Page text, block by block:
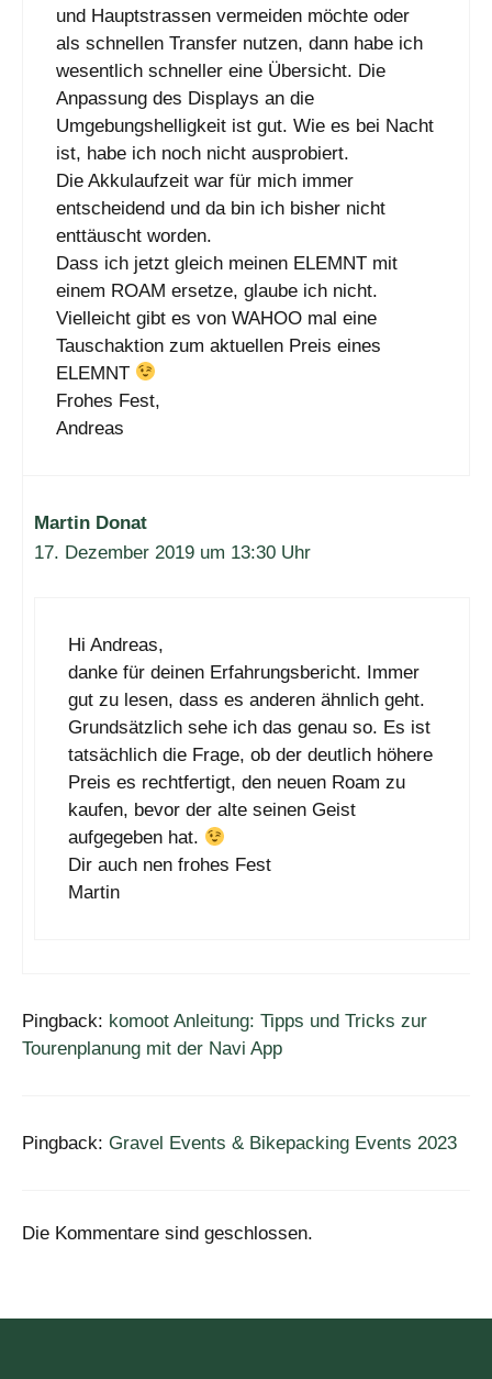
und Hauptstrassen vermeiden möchte oder
als schnellen Transfer nutzen, dann habe ich
wesentlich schneller eine Übersicht. Die
Anpassung des Displays an die
Umgebungshelligkeit ist gut. Wie es bei Nacht
ist, habe ich noch nicht ausprobiert.
Die Akkulaufzeit war für mich immer
entscheidend und da bin ich bisher nicht
enttäuscht worden.
Dass ich jetzt gleich meinen ELEMNT mit
einem ROAM ersetze, glaube ich nicht.
Vielleicht gibt es von WAHOO mal eine
Tauschaktion zum aktuellen Preis eines
ELEMNT
Frohes Fest,
Andreas
Martin Donat
17. Dezember 2019 um 13:30 Uhr
Hi Andreas,
danke für deinen Erfahrungsbericht. Immer
gut zu lesen, dass es anderen ähnlich geht.
Grundsätzlich sehe ich das genau so. Es ist
tatsächlich die Frage, ob der deutlich höhere
Preis es rechtfertigt, den neuen Roam zu
kaufen, bevor der alte seinen Geist
aufgegeben hat.
Dir auch nen frohes Fest
Martin
Pingback: komoot Anleitung: Tipps und Tricks zur
Tourenplanung mit der Navi App
Pingback: Gravel Events & Bikepacking Events 2023
Die Kommentare sind geschlossen.